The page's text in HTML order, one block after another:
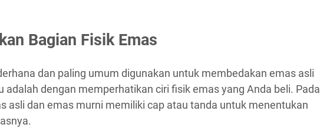
Bagian Fisik Emas
dan paling umum digunakan untuk membedakan emas asli
adalah dengan memperhatikan ciri fisik emas yang Anda beli. Pada
asli dan emas murni memiliki cap atau tanda untuk menentukan